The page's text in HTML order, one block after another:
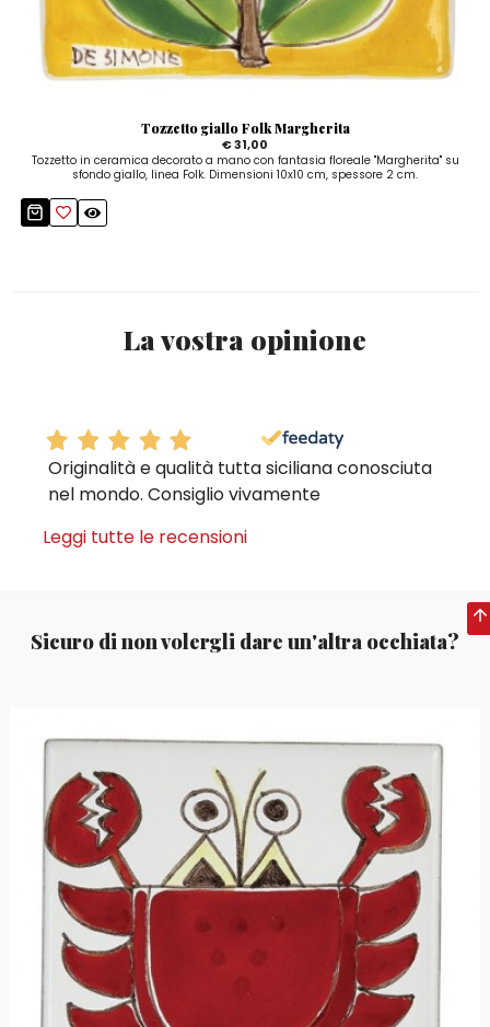
Tozzetto giallo Folk Margherita
€ 31,00
Tozzetto in ceramica decorato a mano con fantasia floreale "Margherita" su
sfondo giallo, linea Folk. Dimensioni 10x10 cm, spessore 2 cm.
La vostra opinione
Originalità e qualità tutta siciliana conosciuta
nel mondo. Consiglio vivamente
Leggi tutte le recensioni
Sicuro di non volergli dare un'altra occhiata?